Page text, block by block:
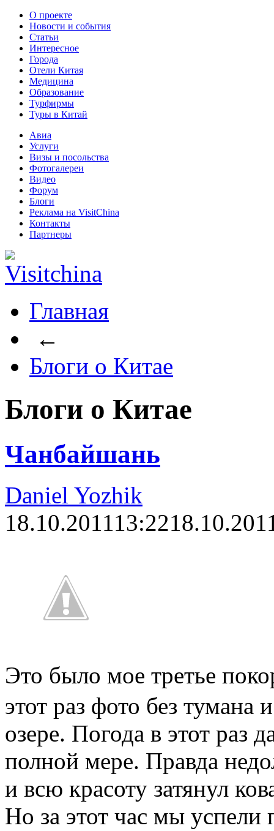
О проекте
Новости и события
Статьи
Интересное
Города
Отели Китая
Медицина
Образование
Турфирмы
Туры в Китай
Авиа
Услуги
Визы и посольства
Фотогалереи
Видео
Форум
Блоги
Реклама на VisitChina
Контакты
Партнеры
Главная
←
Блоги о Китае
Блоги о Китае
Чанбайшань
Daniel Yozhik
18.10.201113:22
Это было мое третье
этот раз фото без тумана
озере. Погода в этот раз
полной мере. Правда
и всю красоту затянул
Но за этот час мы успели